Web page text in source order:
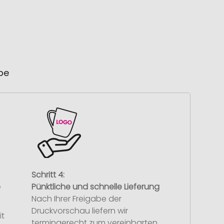
Schritt 4:
Pünktliche und schnelle Lieferung
Nach Ihrer Freigabe der
Druckvorschau liefern wir